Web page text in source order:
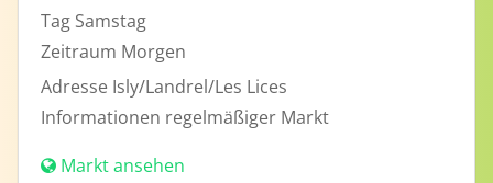
Tag Samstag
Zeitraum Morgen
Adresse Isly/Landrel/Les Lices
Informationen regelmäßiger Markt
Markt ansehen